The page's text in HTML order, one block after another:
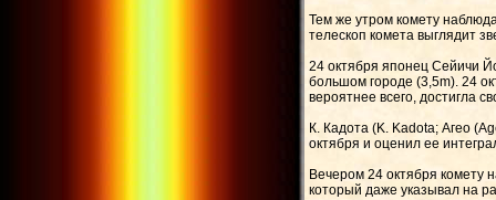
Тем же утром комету
телескоп комета выглядит
24 октября японец Сейичи
большом городе (3,5m). 24
вероятнее всего, достигла
К. Кадота (K. Kadota; Агео
октября и оценил ее
Вечером 24 октября комету
который даже указывал на